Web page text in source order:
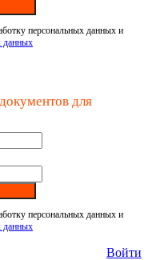
персональных данных и
данных
для
персональных данных и
данных
Войти